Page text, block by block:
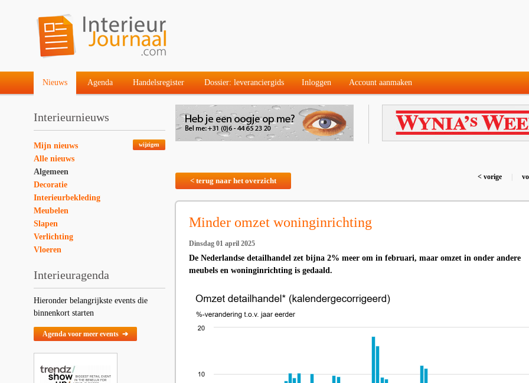
Nieuws Agenda Handelsregister Dossier: leveranciergids Inloggen Account aanmaken
Interieurnieuws
wijzigen
Mijn nieuws
Alle nieuws
Algemeen
Decoratie
Interieurbekleding
Meubelen
Slapen
Verlichting
Vloeren
Interieuragenda
Hieronder belangrijkste events die
binnenkort starten
Agenda voor meer events ➔
< terug naar het overzicht < vorige
Minder omzet woninginrichting
Dinsdag 01 april 2025
De Nederlandse detailhandel zet bijna 2% meer om in februari, maar omzet in onder andere
meubels en woninginrichting is gedaald.